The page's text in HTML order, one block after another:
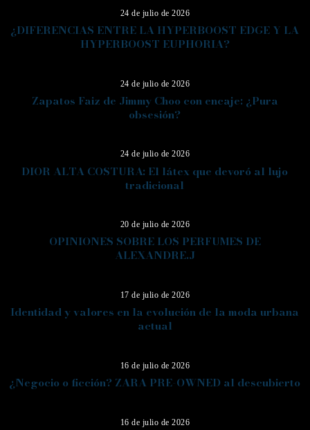
24 de julio de 2026
¿DIFERENCIAS ENTRE LA HYPERBOOST EDGE Y LA
HYPERBOOST EUPHORIA?
24 de julio de 2026
Zapatos Faiz de Jimmy Choo con encaje: ¿Pura
obsesión?
24 de julio de 2026
DIOR ALTA COSTURA: El látex que devoró al lujo
tradicional
20 de julio de 2026
OPINIONES SOBRE LOS PERFUMES DE
ALEXANDRE.J
17 de julio de 2026
Identidad y valores en la evolución de la moda urbana
actual
16 de julio de 2026
¿Negocio o ficción? ZARA PRE-OWNED al descubierto
14
16 de julio de 2026